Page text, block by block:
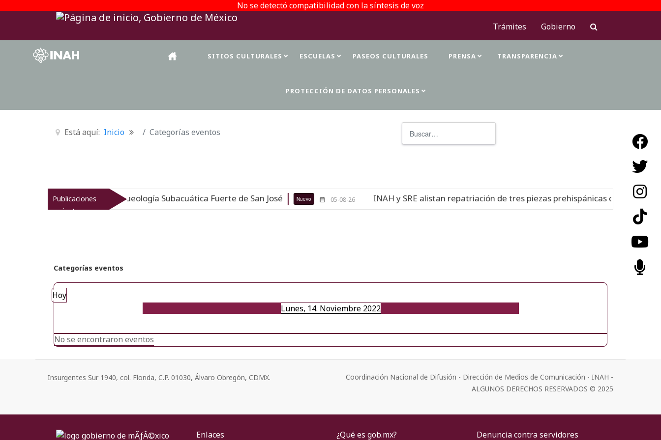
No se detectó compatibilidad con la síntesis de voz
Trámites
Gobierno
SITIOS CULTURALES ESCUELAS PASEOS CULTURALES PRENSA TRANSPARENCIA
PROTECCIÓN DE DATOS PERSONALES
Está aquí: Inicio Categorías eventos
Publicaciones
recientes
sumergido: Museo de Arqueología Subacuática Fuerte de San José Nuevo 05-08-26 INAH y SRE alistan repatriación de tres piezas prehispánicas desde Estados
Categorías eventos
Hoy
Lunes, 14. Noviembre 2022
No se encontraron eventos
Insurgentes Sur 1940, col. Florida, C.P. 01030, Álvaro Obregón, CDMX.
Coordinación Nacional de Difusión - Dirección de Medios de Comunicación - INAH -
ALGUNOS DERECHOS RESERVADOS © 2025
Enlaces ¿Qué es gob.mx?
Denuncia contra servidores